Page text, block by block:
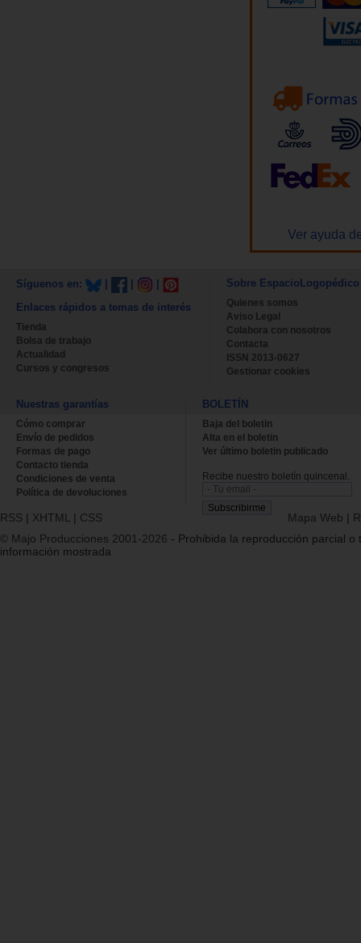
Ver ayuda
Síguenos en:
Enlaces rápidos a temas de interés
Tienda
Bolsa de trabajo
Actualidad
Cursos y congresos
Sobre EspacioLogopédico
Quienes somos
Aviso Legal
Colabora con nosotros
Contacta
ISSN 2013-0627
Gestionar cookies
Nuestras garantías
Cómo comprar
Envío de pedidos
Formas de pago
Contacto tienda
Condiciones de venta
Política de devoluciones
BOLETÍN
Baja del boletin
Alta en el boletin
Ver último boletin publicado
Recibe nuestro boletín quincenal.
RSS | XHTML | CSS Mapa Web |
© Majo Producciones 2001-2026 - Prohibida la reproducción parcial o
información mostrada